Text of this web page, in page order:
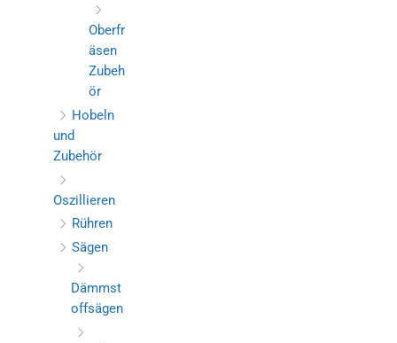
Oberfr
äsen
Zubeh
ör
Hobeln
und
Zubehör
Oszillieren
Rühren
Sägen
Dämmst
offsägen